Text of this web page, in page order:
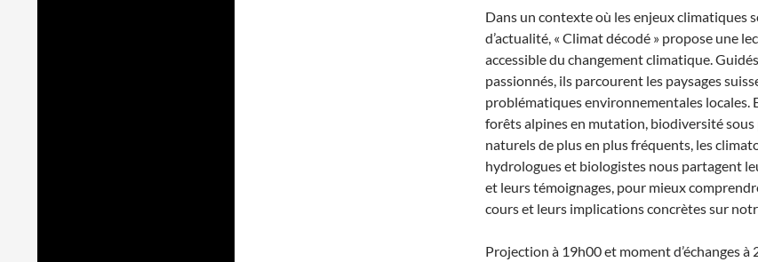
Dans un contexte où les enjeux climatiques
d’actualité, « Climat décodé » propose une
accessible du changement climatique.
passionnés, ils parcourent les paysages
problématiques environnementales locales.
forêts alpines en mutation, biodiversité sous
naturels de plus en plus fréquents, les
hydrologues et biologistes nous partagent
et leurs témoignages, pour mieux
cours et leurs implications concrètes sur
Projection à 19h00 et moment d’échanges à